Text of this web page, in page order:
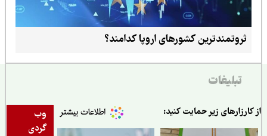
ثروتمندترین کشورهای اروپا کدامند؟
تبلیغات
وب
گردی
زیر حمایت کنید: